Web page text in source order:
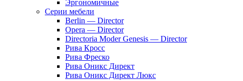
Эргономичные
Серии мебели
Berlin — Director
Opera — Director
Directoria Moder Genesis — Director
Рива Кросс
Рива Фреско
Рива Оникс Директ
Рива Оникс Директ Люкс